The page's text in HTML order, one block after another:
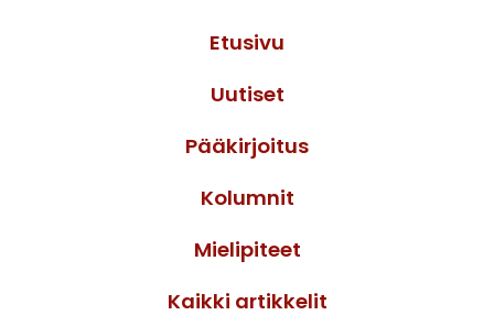
Etusivu
Uutiset
Pääkirjoitus
Kolumnit
Mielipiteet
Kaikki artikkelit